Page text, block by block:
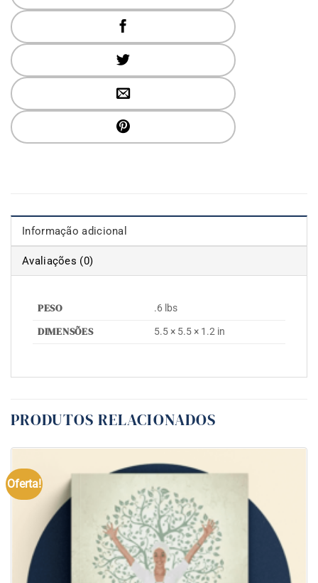
Informação adicional
Avaliações (0)
PESO .6 lbs
DIMENSÕES 5.5 × 5.5 × 1.2 in
PRODUTOS RELACIONADOS
Oferta!